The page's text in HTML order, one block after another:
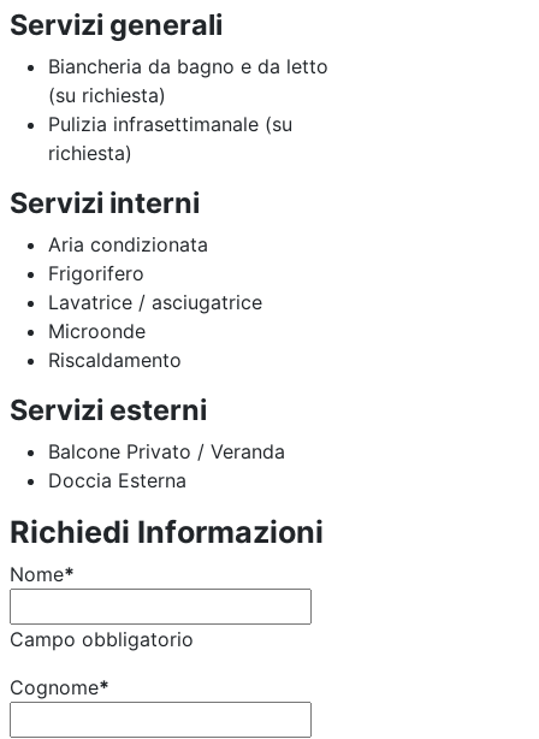
Servizi generali
Biancheria da bagno e da letto
(su richiesta)
Pulizia infrasettimanale (su
richiesta)
Servizi interni
Aria condizionata
Frigorifero
Lavatrice / asciugatrice
Microonde
Riscaldamento
Servizi esterni
Balcone Privato / Veranda
Doccia Esterna
Richiedi Informazioni
Nome*
Campo obbligatorio
Cognome*